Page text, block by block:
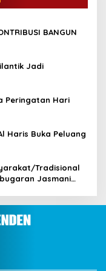
BANGUN
Jadi
Peringatan Hari
Haris Buka Peluang
Tradisional
Jasmani